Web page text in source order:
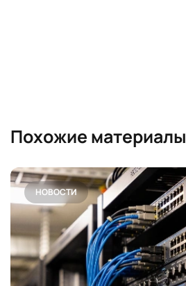
Похожие материалы
НОВОСТИ